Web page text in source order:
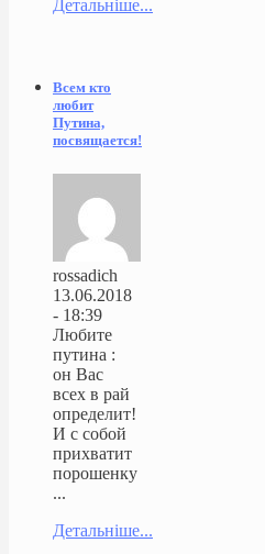
Детальніше...
Всем кто
любит
Путина,
посвящается!
rossadich
13.06.2018
- 18:39
Любите
путина :
он Вас
всех в рай
определит!
И с собой
прихватит
порошенку
...
Детальніше...